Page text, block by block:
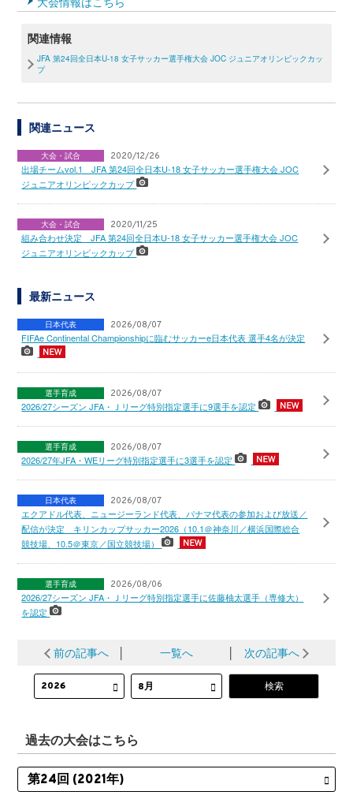
関連情報
JFA 第24回全日本U-18 女子サッカー選手権大会 JOC ジュニアオリンピックカッ
プ
関連ニュース
大会・試合 2020/12/26
出場チームvol.1 JFA 第24回全日本U-18 女子サッカー選手権大会 JOC
ジュニアオリンピックカップ
大会・試合 2020/11/25
組み合わせ決定 JFA 第24回全日本U-18 女子サッカー選手権大会 JOC
ジュニアオリンピックカップ
最新ニュース
日本代表 2026/08/07
FIFAe Continental Championshipに臨むサッカーe日本代表 選手4名が決定
選手育成 2026/08/07
2026/27シーズン JFA・Ｊリーグ特別指定選手に9選手を認定
選手育成 2026/08/07
2026/27年JFA・WEリーグ特別指定選手に3選手を認定
日本代表 2026/08/07
エクアドル代表、ニュージーランド代表、パナマ代表の参加および放送／
配信が決定 キリンカップサッカー2026（10.1＠神奈川／横浜国際総合
競技場、10.5＠東京／国立競技場）
選手育成 2026/08/06
2026/27シーズン JFA・Ｊリーグ特別指定選手に佐藤柚太選手（専修大）
を認定
前の記事へ 一覧へ 次の記事へ
過去の大会はこちら